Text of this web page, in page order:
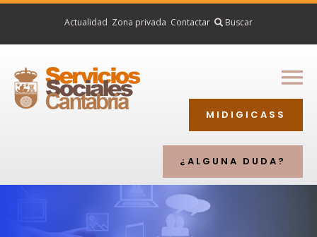
Actualidad Zona privada Contactar Buscar
MIDIGICASS
¿ALGUNA DUDA?
Inicio
Directorio